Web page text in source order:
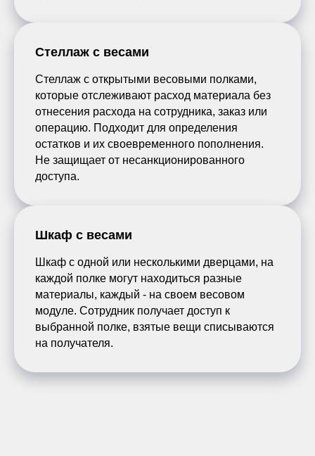
Стеллаж с весами
Стеллаж с открытыми весовыми полками,
которые отслеживают расход материала без
отнесения расхода на сотрудника, заказ или
операцию. Подходит для определения
остатков и их своевременного пополнения.
Не защищает от несанкционированного
доступа.
Шкаф с весами
Шкаф с одной или несколькими дверцами, на
каждой полке могут находиться разные
материалы, каждый - на своем весовом
модуле. Сотрудник получает доступ к
выбранной полке, взятые вещи списываются
на получателя.